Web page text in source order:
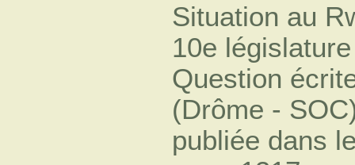
Situation au
10e législature
Question
(Drôme -
publiée dans